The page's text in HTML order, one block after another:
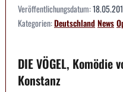
Veröffentlichungsdatum:
Kategorien:DeutschlandNews
DIE VÖGEL, Komödie
Konstanz